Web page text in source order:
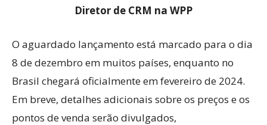
Diretor de CRM na WPP
O aguardado lançamento está marcado para o dia
8 de dezembro em muitos países, enquanto no
Brasil chegará oficialmente em fevereiro de 2024.
Em breve, detalhes adicionais sobre os preços e os
pontos de venda serão divulgados,